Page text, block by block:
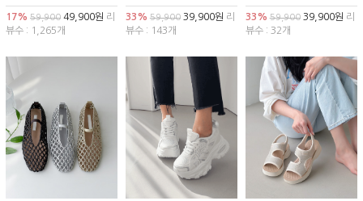
17% 59,900 49,900원 리
뷰수 : 1,265개
33% 59,90039,900원 리
뷰수 : 143개
33% 59,90039,900원 리
뷰수 : 32개